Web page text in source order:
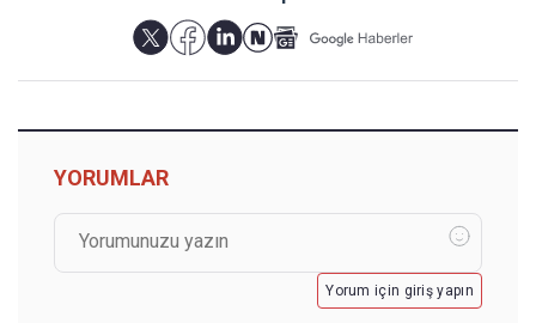
YORUMLAR
Yorum için giriş yapın